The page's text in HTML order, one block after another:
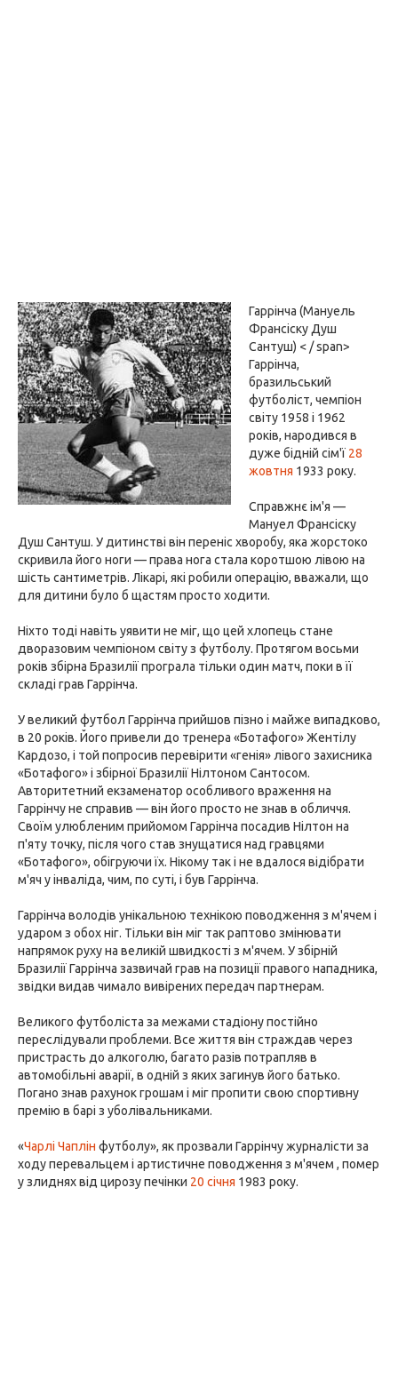
Гаррінча (Мануель
Франсіску Душ
Сантуш) < / span>
Гаррінча,
бразильський
футболіст, чемпіон
світу 1958 і 1962
років, народився в
дуже бідній сім'ї 28
жовтня 1933 року.
Справжнє ім'я —
Мануел Франсіску
Душ Сантуш. У дитинстві він переніс хворобу, яка жорстоко
скривила його ноги — права нога стала коротшою лівою на
шість сантиметрів. Лікарі, які робили операцію, вважали, що
для дитини було б щастям просто ходити.
Ніхто тоді навіть уявити не міг, що цей хлопець стане
дворазовим чемпіоном світу з футболу. Протягом восьми
років збірна Бразилії програла тільки один матч, поки в її
складі грав Гаррінча.
У великий футбол Гаррінча прийшов пізно і майже випадково,
в 20 років. Його привели до тренера «Ботафого» Жентілу
Кардозо, і той попросив перевірити «генія» лівого захисника
«Ботафого» і збірної Бразилії Нілтоном Сантосом.
Авторитетний екзаменатор особливого враження на
Гаррінчу не справив — він його просто не знав в обличчя.
Своїм улюбленим прийомом Гаррінча посадив Нілтон на
п'яту точку, після чого став знущатися над гравцями
«Ботафого», обігруючи їх. Нікому так і не вдалося відібрати
м'яч у інваліда, чим, по суті, і був Гаррінча.
Гаррінча володів унікальною технікою поводження з м'ячем і
ударом з обох ніг. Тільки він міг так раптово змінювати
напрямок руху на великій швидкості з м'ячем. У збірній
Бразилії Гаррінча зазвичай грав на позиції правого нападника,
звідки видав чимало вивірених передач партнерам.
Великого футболіста за межами стадіону постійно
переслідували проблеми. Все життя він страждав через
пристрасть до алкоголю, багато разів потрапляв в
автомобільні аварії, в одній з яких загинув його батько.
Погано знав рахунок грошам і міг пропити свою спортивну
премію в барі з уболівальниками.
«Чарлі Чаплін футболу», як прозвали Гаррінчу журналісти за
ходу перевальцем і артистичне поводження з м'ячем , помер
у злиднях від цирозу печінки 20 січня 1983 року.